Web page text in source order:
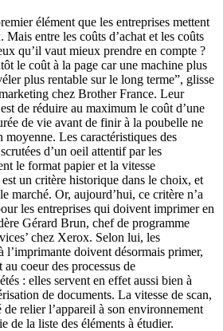
élément que les entreprises mettent
Mais entre les coûts d’achat et les coûts
qu’il vaut mieux prendre en compte ?
le coût à la page car une machine plus
plus rentable sur le long terme”, glisse
chez Brother France. Leur
de réduire au maximum le coût d’une
de vie avant de finir à la poubelle ne
moyenne. Les caractéristiques des
d’un oeil attentif par les
le format papier et la vitesse
un critère historique dans le choix, et
marché. Or, aujourd’hui, ce critère n’a
les entreprises qui doivent imprimer en
Gérard Brun, chef de programme
chez Xerox. Selon lui, les
l’imprimante doivent désormais primer,
coeur des processus de
: elles servent en effet aussi bien à
de documents. La vitesse de scan,
relier l’appareil à son environnement
de la liste des éléments à étudier.